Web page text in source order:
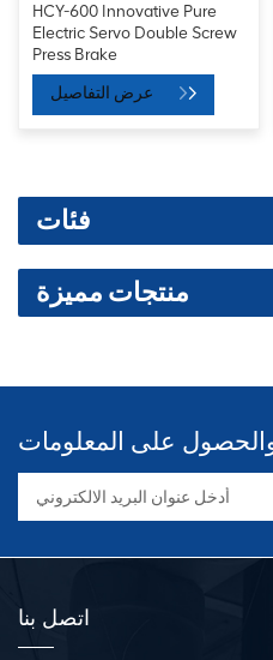
HCY-600 Innovative Pure
Electric Servo Double Screw
Press Brake
فئات
منتجات مميزة
اتصل بنا